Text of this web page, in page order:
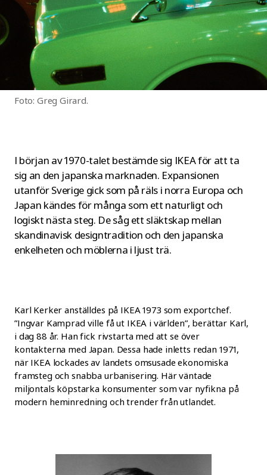
Foto: Greg Girard.
I början av 1970-talet bestämde sig IKEA för att ta
sig an den japanska marknaden. Expansionen
utanför Sverige gick som på räls i norra Europa och
Japan kändes för många som ett naturligt och
logiskt nästa steg. De såg ett släktskap mellan
skandinavisk designtradition och den japanska
enkelheten och möblerna i ljust trä.
Karl Kerker anställdes på IKEA 1973 som exportchef.
”Ingvar Kamprad ville få ut IKEA i världen”, berättar Karl,
i dag 88 år. Han fick rivstarta med att se över
kontakterna med Japan. Dessa hade inletts redan 1971,
när IKEA lockades av landets omsusade ekonomiska
framsteg och snabba urbanisering. Här väntade
miljontals köpstarka konsumenter som var nyfikna på
modern heminredning och trender från utlandet.